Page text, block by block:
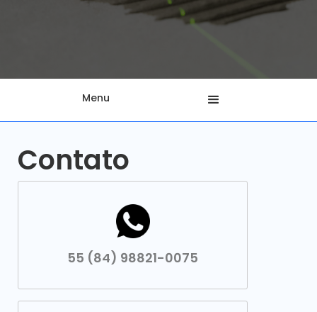
Menu
Contato
55 (84) 98821-0075